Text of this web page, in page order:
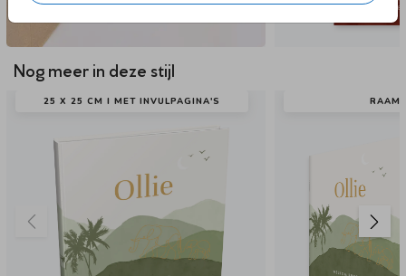
Nog meer in deze stijl
25 X 25 CM I MET INVULPAGINA'S